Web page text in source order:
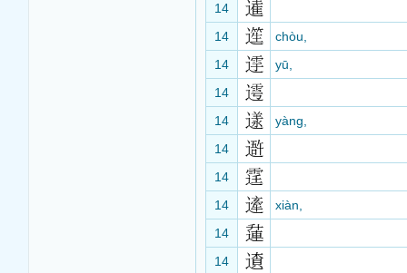
14
14
chòu,
14
yū,
14
14
yàng,
14
14
14
xiàn,
14
14